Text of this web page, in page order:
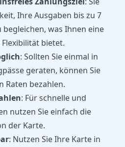
Ihre Ausgaben bis zu 7
was Ihnen eine
bietet.
: Sollten Sie einmal in
geraten, können Sie
Raten bezahlen.
: Für schnelle und
nutzen Sie einfach die
der Karte.
: Nutzen Sie Ihre Karte in